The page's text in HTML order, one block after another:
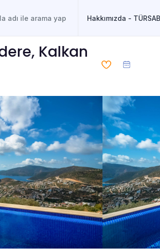
Hakkımızda -
Kalkan